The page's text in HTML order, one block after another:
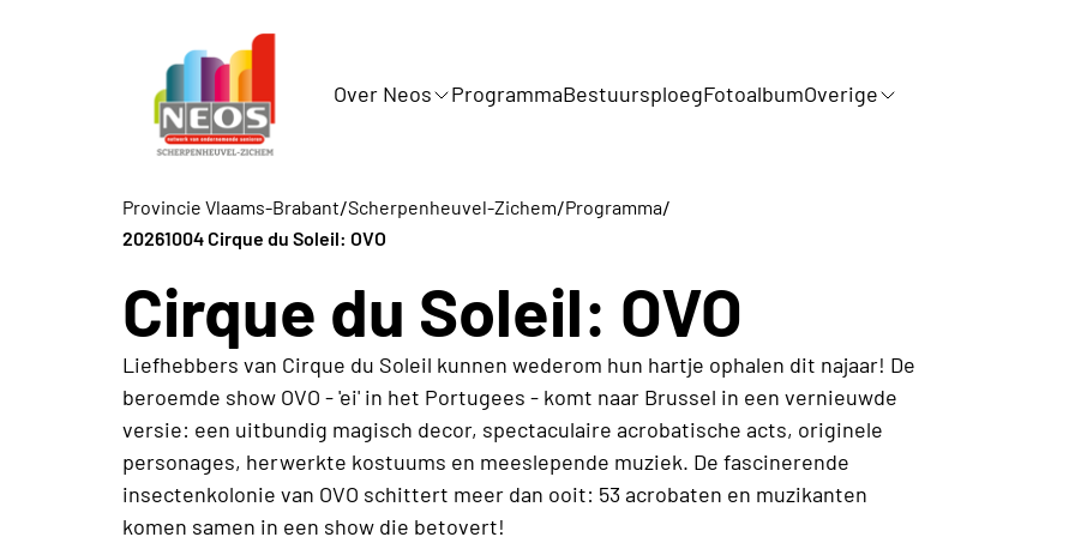
Over Neos Programma Bestuursploeg Fotoalbum Overige
Provincie Vlaams-Brabant /Scherpenheuvel-Zichem /Programma /
20261004 Cirque du Soleil: OVO
Cirque du Soleil: OVO
Liefhebbers van Cirque du Soleil kunnen wederom hun hartje ophalen dit najaar! De
beroemde show OVO - 'ei' in het Portugees - komt naar Brussel in een vernieuwde
versie: een uitbundig magisch decor, spectaculaire acrobatische acts, originele
personages, herwerkte kostuums en meeslepende muziek. De fascinerende
insectenkolonie van OVO schittert meer dan ooit: 53 acrobaten en muzikanten
komen samen in een show die betovert!